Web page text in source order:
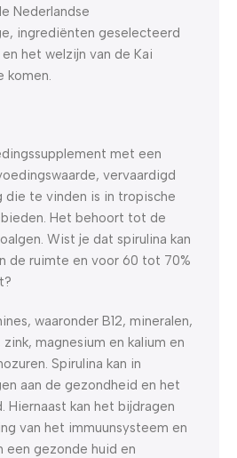
Nederlandse
ingrediënten geselecteerd
het welzijn van de Kai
komen.
met een
vervaardigd
die te vinden is in tropische
Het behoort tot de
Wist je dat spirulina kan
de ruimte en voor 60 tot 70%
waaronder B12, mineralen,
magnesium en kalium en
Spirulina kan in
aan de gezondheid en het
Hiernaast kan het bijdragen
van het immuunsysteem en
een gezonde huid en